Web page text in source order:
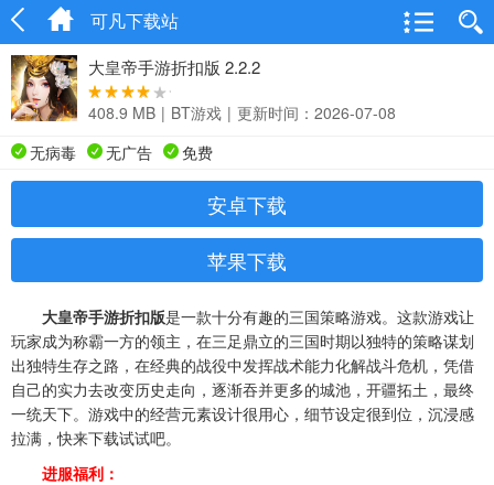
可凡下载站
大皇帝手游折扣版 2.2.2
408.9 MB | BT游戏 | 更新时间：2026-07-08
无病毒
无广告 免费
安卓下载
苹果下载
大皇帝手游折扣版是一款十分有趣的三国策略游戏。这款游戏让
玩家成为称霸一方的领主，在三足鼎立的三国时期以独特的策略谋划
出独特生存之路，在经典的战役中发挥战术能力化解战斗危机，凭借
自己的实力去改变历史走向，逐渐吞并更多的城池，开疆拓土，最终
一统天下。游戏中的经营元素设计很用心，细节设定很到位，沉浸感
拉满，快来下载试试吧。
进服福利：